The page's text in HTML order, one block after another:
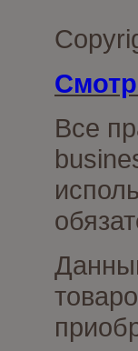
Все